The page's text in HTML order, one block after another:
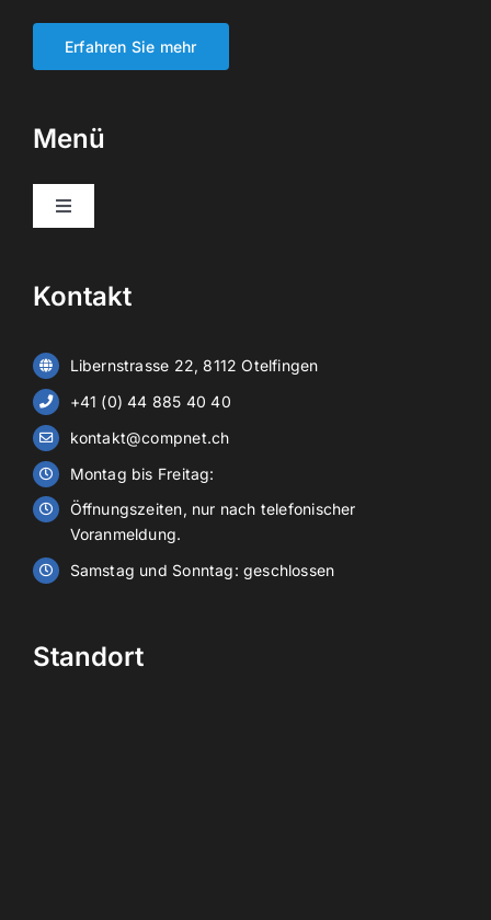
Erfahren Sie mehr
Menü
Toggle
Sicherheit
Stromspeicher
Display
Kontakt
Libernstrasse 22, 8112 Otelfingen
+41 (0) 44 885 40 40
kontakt@compnet.ch
Montag bis Freitag:
Öffnungszeiten, nur nach telefonischer
Voranmeldung.
Samstag und Sonntag: geschlossen
Standort